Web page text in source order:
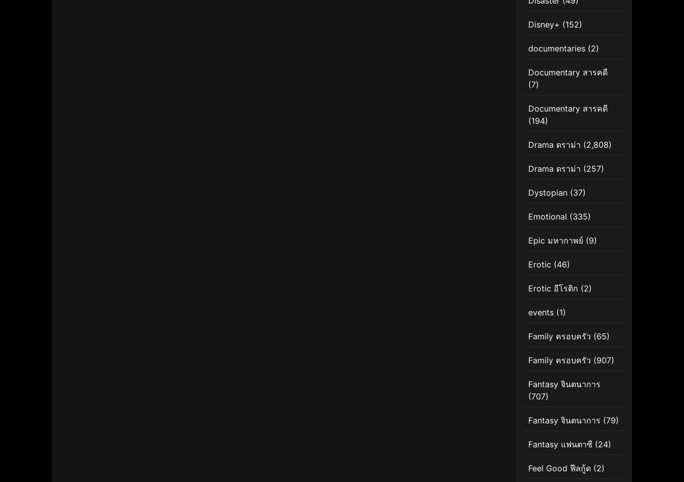
Disney+ (152)
documentaries (2)
Documentary สารคดี
(7)
Documentary สารคดี
(194)
Drama ดราม่า (2,808)
Drama ดราม่า (257)
Dystopian (37)
Emotional (335)
Epic มหากาพย์ (9)
Erotic (46)
Erotic อีโรติก (2)
events (1)
Family ครอบครัว (65)
Family ครอบครัว (907)
Fantasy จินตนาการ
(707)
Fantasy จินตนาการ (79)
Fantasy แฟนตาซี (24)
Feel Good ฟีลกู้ด (2)